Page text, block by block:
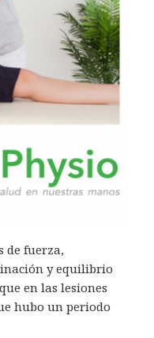
de fuerza,
y equilibrio
en las lesiones
hubo un periodo